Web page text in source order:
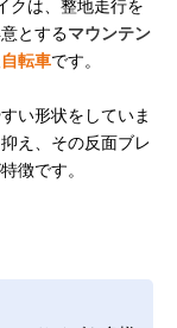
クは、整地走行を
とするマウンテン
転車です。
い形状をしていま
え、その反面ブレ
徴です。